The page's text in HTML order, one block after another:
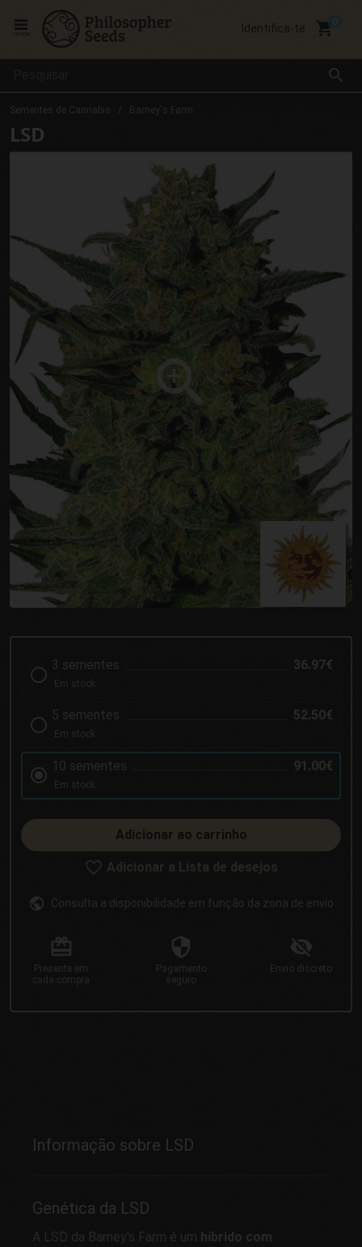
search
Identifica-te local_grocery_store
Sementes de Cannabis Barney's Farm
LSD
3 sementes 36.97€
Em stock
5 sementes 52.50€
Em stock
10 sementes 91.00€
Em stock
Adicionar ao carrinho
Adicionar a Lista de desejos
Consulta a disponibilidade em função da zona de envío
Presente em
cada compra
Pagamento
seguro
Envio discreto
Informação sobre LSD
Genética da LSD
A LSD da Barney's Farm é um híbrido com